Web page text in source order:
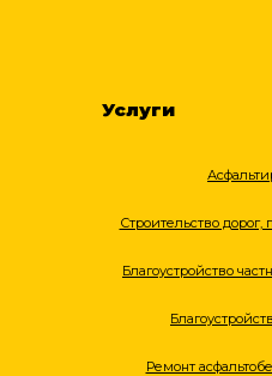
Услуги
Строительство дорог,
Благоустройство
Ремонт